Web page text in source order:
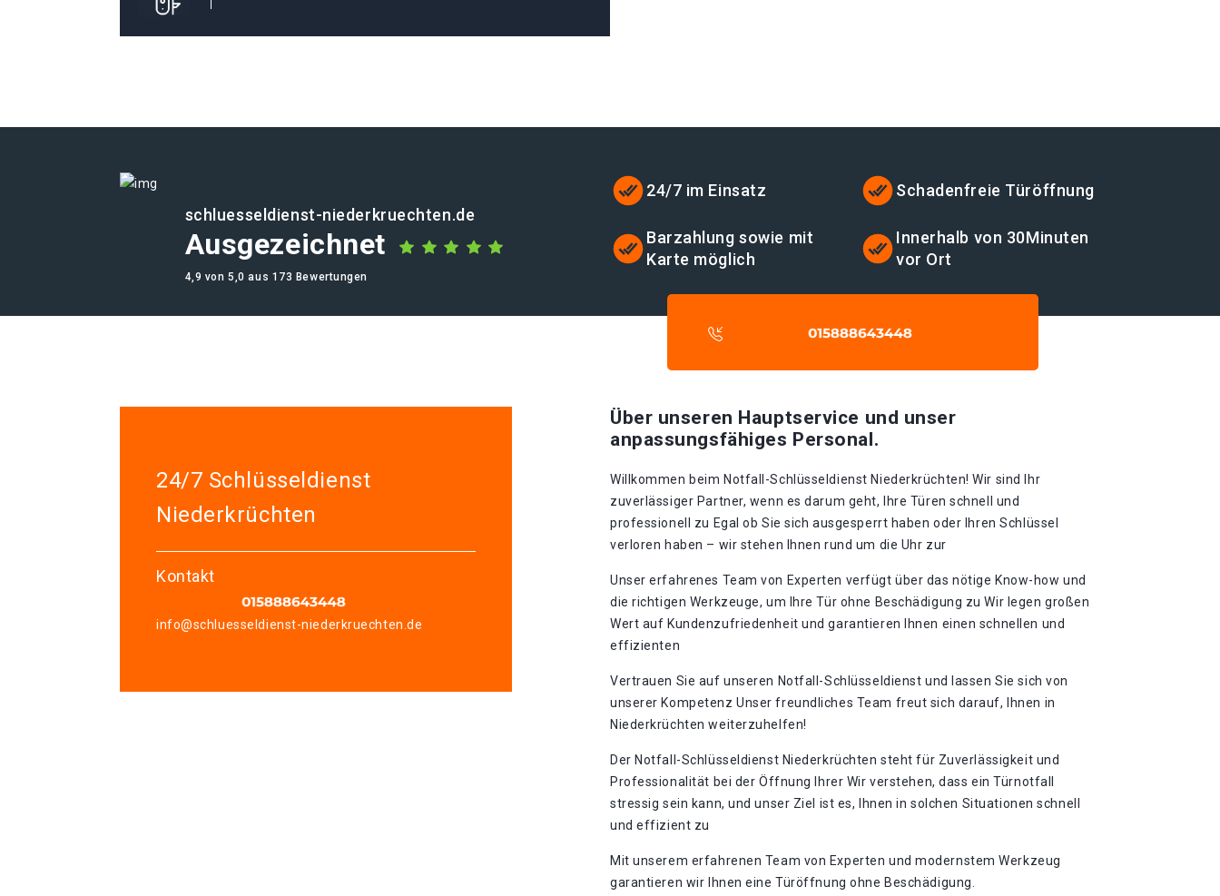
schluesseldienst-niederkruechten.de
Ausgezeichnet
4,9 von 5,0 aus 173 Bewertungen
24/7 im Einsatz Schadenfreie Türöffnung
Barzahlung sowie mit
Karte möglich
Innerhalb von 30Minuten
vor Ort
24/7 Schlüsseldienst
Niederkrüchten
Kontakt
info@schluesseldienst-niederkruechten.de
Über unseren Hauptservice und unser
anpassungsfähiges Personal.
Willkommen beim Notfall-Schlüsseldienst Niederkrüchten! Wir sind Ihr
zuverlässiger Partner, wenn es darum geht, Ihre Türen schnell und
professionell zu Egal ob Sie sich ausgesperrt haben oder Ihren Schlüssel
verloren haben – wir stehen Ihnen rund um die Uhr zur
Unser erfahrenes Team von Experten verfügt über das nötige Know-how und
die richtigen Werkzeuge, um Ihre Tür ohne Beschädigung zu Wir legen großen
Wert auf Kundenzufriedenheit und garantieren Ihnen einen schnellen und
effizienten
Vertrauen Sie auf unseren Notfall-Schlüsseldienst und lassen Sie sich von
unserer Kompetenz Unser freundliches Team freut sich darauf, Ihnen in
Niederkrüchten weiterzuhelfen!​
Der Notfall-Schlüsseldienst Niederkrüchten steht für Zuverlässigkeit und
Professionalität bei der Öffnung Ihrer Wir verstehen, dass ein Türnotfall
stressig sein kann, und unser Ziel ist es, Ihnen in solchen Situationen schnell
und effizient zu
Mit unserem erfahrenen Team von Experten und modernstem Werkzeug
garantieren wir Ihnen eine Türöffnung ohne Beschädigung.